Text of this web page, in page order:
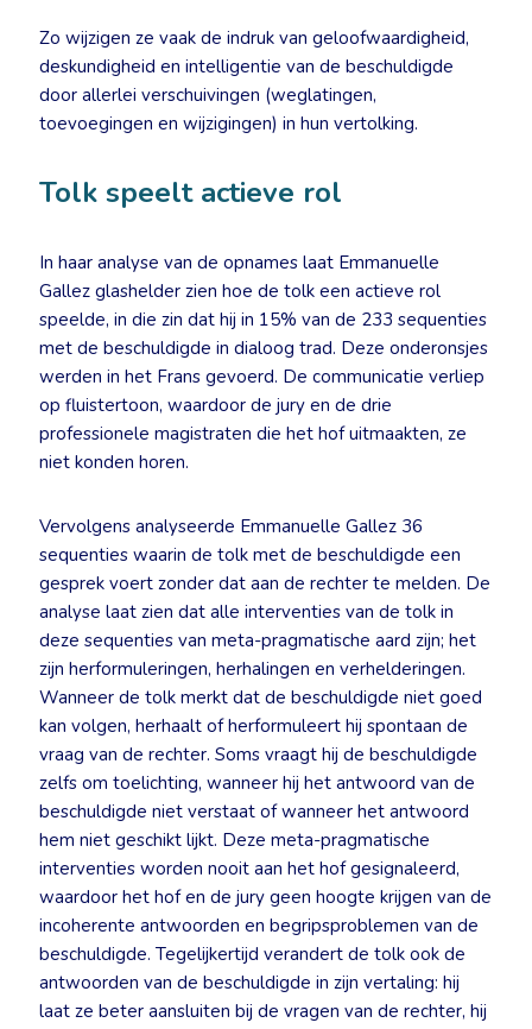
Zo wijzigen ze vaak de indruk van geloofwaardigheid,
deskundigheid en intelligentie van de beschuldigde
door allerlei verschuivingen (weglatingen,
toevoegingen en wijzigingen) in hun vertolking.
Tolk speelt actieve rol
In haar analyse van de opnames laat Emmanuelle
Gallez glashelder zien hoe de tolk een actieve rol
speelde, in die zin dat hij in 15% van de 233 sequenties
met de beschuldigde in dialoog trad. Deze onderonsjes
werden in het Frans gevoerd. De communicatie verliep
op fluistertoon, waardoor de jury en de drie
professionele magistraten die het hof uitmaakten, ze
niet konden horen.
Vervolgens analyseerde Emmanuelle Gallez 36
sequenties waarin de tolk met de beschuldigde een
gesprek voert zonder dat aan de rechter te melden. De
analyse laat zien dat alle interventies van de tolk in
deze sequenties van meta-pragmatische aard zijn; het
zijn herformuleringen, herhalingen en verhelderingen.
Wanneer de tolk merkt dat de beschuldigde niet goed
kan volgen, herhaalt of herformuleert hij spontaan de
vraag van de rechter. Soms vraagt hij de beschuldigde
zelfs om toelichting, wanneer hij het antwoord van de
beschuldigde niet verstaat of wanneer het antwoord
hem niet geschikt lijkt. Deze meta-pragmatische
interventies worden nooit aan het hof gesignaleerd,
waardoor het hof en de jury geen hoogte krijgen van de
incoherente antwoorden en begripsproblemen van de
beschuldigde. Tegelijkertijd verandert de tolk ook de
antwoorden van de beschuldigde in zijn vertaling: hij
laat ze beter aansluiten bij de vragen van de rechter, hij